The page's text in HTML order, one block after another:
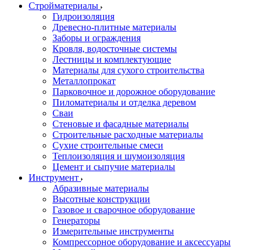
Стройматериалы
Гидроизоляция
Древесно-плитные материалы
Заборы и ограждения
Кровля, водосточные системы
Лестницы и комплектующие
Материалы для сухого строительства
Металлопрокат
Парковочное и дорожное оборудование
Пиломатериалы и отделка деревом
Сваи
Стеновые и фасадные материалы
Строительные расходные материалы
Сухие строительные смеси
Теплоизоляция и шумоизоляция
Цемент и сыпучие материалы
Инструмент
Абразивные материалы
Высотные конструкции
Газовое и сварочное оборудование
Генераторы
Измерительные инструменты
Компрессорное оборудование и аксессуары